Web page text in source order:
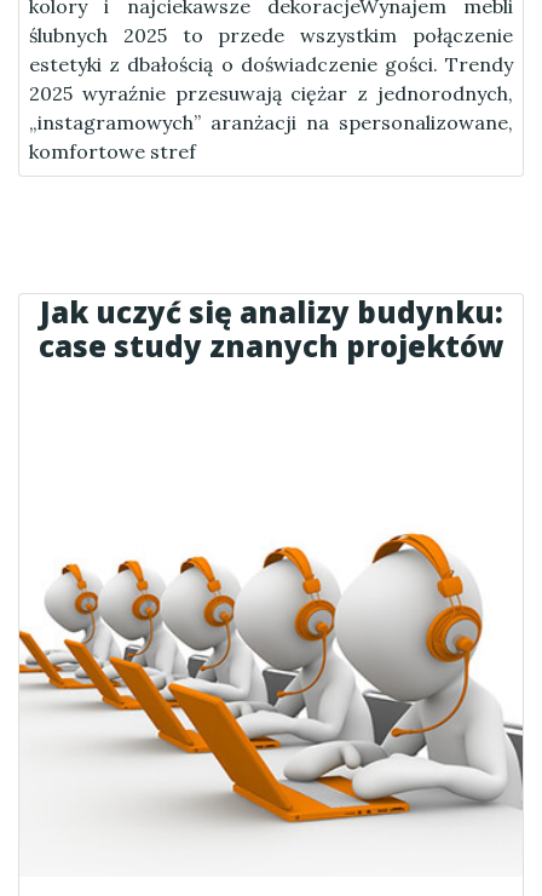
kolory i najciekawsze dekoracjeWynajem mebli
ślubnych 2025 to przede wszystkim połączenie
estetyki z dbałością o doświadczenie gości. Trendy
2025 wyraźnie przesuwają ciężar z jednorodnych,
„instagramowych” aranżacji na spersonalizowane,
komfortowe stref
Jak uczyć się analizy budynku:
case study znanych projektów